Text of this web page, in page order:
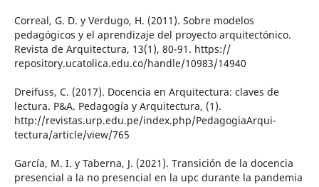
Correal, G. D. y Verdugo, H. (2011). Sobre modelos
pedagógicos y el aprendizaje del proyecto arquitectónico.
Revista de Arquitectura, 13(1), 80-91. https://
repository.ucatolica.edu.co/handle/10983/14940
Dreifuss, C. (2017). Docencia en Arquitectura: claves de
lectura. P&A. Pedagogía y Arquitectura, (1).
http://revistas.urp.edu.pe/index.php/PedagogiaArqui-
tectura/article/view/765
García, M. I. y Taberna, J. (2021). Transición de la docencia
presencial a la no presencial en la upc durante la pandemia